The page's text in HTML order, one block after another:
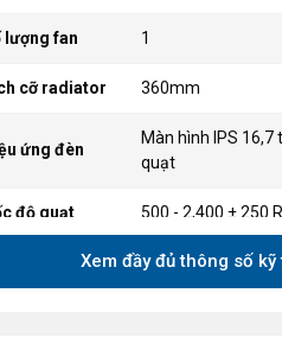
lượng fan 1
cỡ radiator 360mm
ứng đèn
Màn hình IPS 16,7
quạt
độ quạt 500 - 2,400 ± 250
lượng gió 75.12 CFM
Xem đầy đủ thông số kỹ